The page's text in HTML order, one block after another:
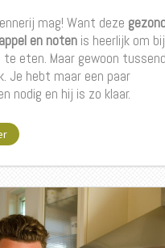
mag! Want deze
en noten is heerlijk om
eten. Maar gewoon
Je hebt maar een paar
nodig en hij is zo klaar.